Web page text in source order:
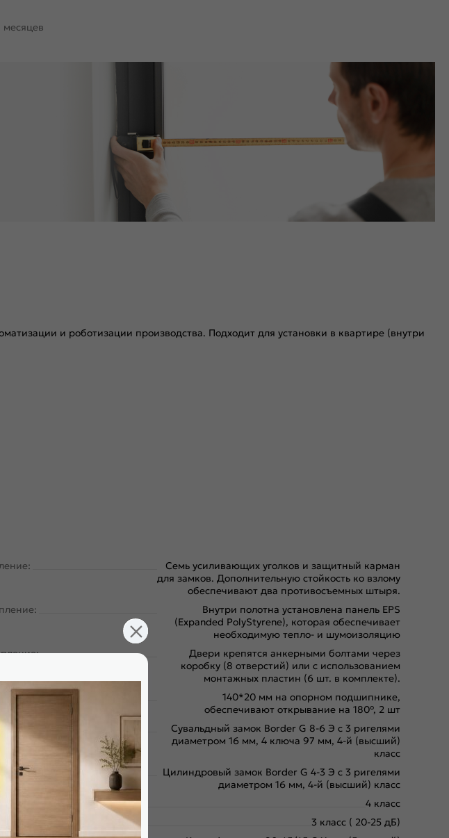
месяцев
и роботизации производства. Подходит для установки в квартире (внутри
Семь усиливающих уголков и защитный карман
для замков. Дополнительную стойкость ко взлому
обеспечивают два противосъемных штыря.
Внутри полотна установлена панель EPS
(Expanded PolyStyrene), которая обеспечивает
необходимую тепло- и шумоизоляцию
Двери крепятся анкерными болтами через
коробку (8 отверстий) или с использованием
монтажных пластин (6 шт. в комплекте).
140*20 мм на опорном подшипнике,
обеспечивают открывание на 180°, 2 шт
замок:
Сувальдный замок Border G 8-6 Э с 3 ригелями
диаметром 16 мм, 4 ключа 97 мм, 4-й (высший)
класс
замок:
Цилиндровый замок Border G 4-3 Э с 3 ригелями
диаметром 16 мм, 4-й (высший) класс
замка:
4 класс
шумоизоляции:
3 класс ( 20-25 дБ)